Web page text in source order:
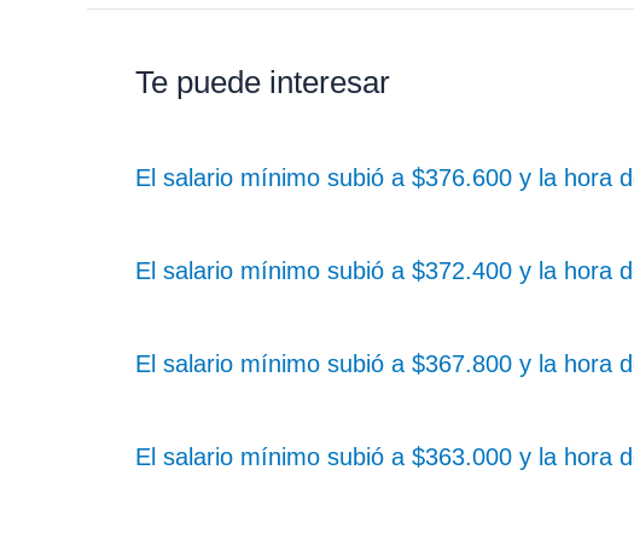
Te puede interesar
El salario mínimo subió a $376.600 y la hora
El salario mínimo subió a $372.400 y la hora
El salario mínimo subió a $367.800 y la hora
El salario mínimo subió a $363.000 y la hora